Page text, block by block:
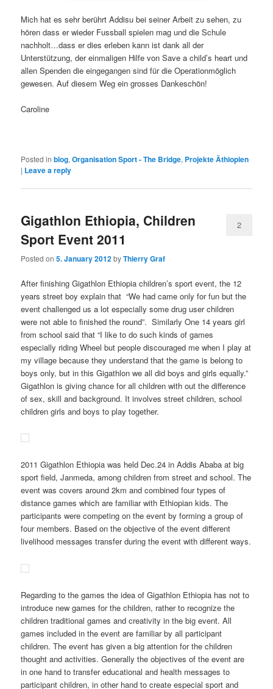
Mich hat es sehr berührt Addisu bei seiner Arbeit zu sehen, zu
hören dass er wieder Fussball spielen mag und die Schule
nachholt…dass er dies erleben kann ist dank all der
Unterstützung, der einmaligen Hilfe von Save a child’s heart und
allen Spenden die eingegangen sind für die Operationmöglich
gewesen. Auf diesem Weg ein grosses Dankeschön!
Caroline
Posted in blog,Organisation Sport - The Bridge, Projekte Äthiopien
| Leave a reply
Gigathlon Ethiopia, Children
Sport Event 2011
Posted on5. January 2012byThierry Graf
2
After finishing Gigathlon Ethiopia children’s sport event, the 12
years street boy explain that “We had came only for fun but the
event challenged us a lot especially some drug user children
were not able to finished the round”. Similarly One 14 years girl
from school said that “I like to do such kinds of games
especially riding Wheel but people discouraged me when I play at
my village because they understand that the game is belong to
boys only, but in this Gigathlon we all did boys and girls equally.”
Gigathlon is giving chance for all children with out the difference
of sex, skill and background. It involves street children, school
children girls and boys to play together.
2011 Gigathlon Ethiopia was held Dec.24 in Addis Ababa at big
sport field, Janmeda, among children from street and school. The
event was covers around 2km and combined four types of
distance games which are familiar with Ethiopian kids. The
participants were competing on the event by forming a group of
four members. Based on the objective of the event different
livelihood messages transfer during the event with different ways.
Regarding to the games the idea of Gigathlon Ethiopia has not to
introduce new games for the children, rather to recognize the
children traditional games and creativity in the big event. All
games included in the event are familiar by all participant
children. The event has given a big attention for the children
thought and activities. Generally the objectives of the event are
in one hand to transfer educational and health messages to
participant children, in other hand to create especial sport and